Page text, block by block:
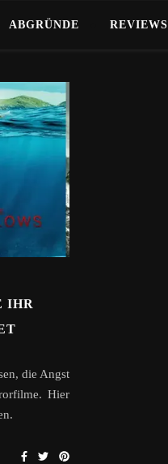
ABGRÜNDE REVIEWS
IHR
die Angst
Hier